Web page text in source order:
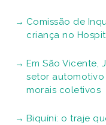
Comissão de
criança no
Em São Vicente,
setor automotivo
morais coletivos
Biquíni: o traje